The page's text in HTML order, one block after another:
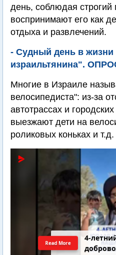
день, соблюдая строгий
воспринимают его как
отдыха и развлечений.
- Судный день в жизни
израильтянина".
Многие в Израиле
велосипедиста": из-за
автотрассах и
выезжают дети на
роликовых коньках и т.д.
4-
Read More